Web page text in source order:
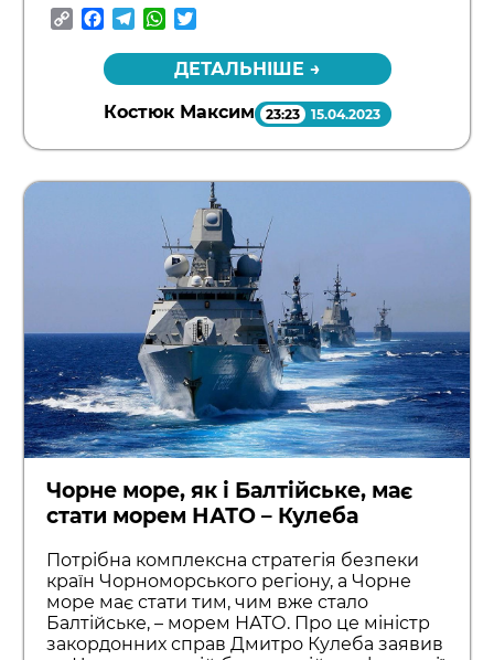
CopyFacebook
TelegramWhatsApp
ДЕТАЛЬНІШЕ →
Костюк Максим 23:23 15.04.2023
Чорне море, як і Балтійське, має
стати морем НАТО – Кулеба
Потрібна комплексна стратегія безпеки
країн Чорноморського регіону, а Чорне
море має стати тим, чим вже стало
Балтійське, – морем НАТО. Про це міністр
закордонних справ Дмитро Кулеба заявив